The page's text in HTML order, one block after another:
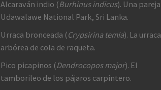
Alcaraván indio (Burhinus indicus). Una
Udawalawe National Park, Sri Lanka.
Urraca bronceada (Crypsirina temia). La urraca
arbórea de cola de raqueta.
Pico picapinos (Dendrocopos major). El
tamborileo de los pájaros carpintero.